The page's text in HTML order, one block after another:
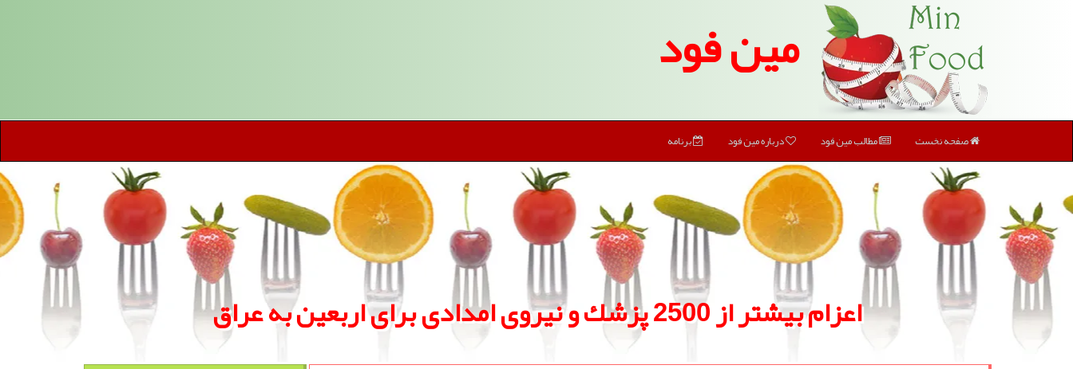
مین فود
صفحه نخست مطالب مین فود درباره مین فود برنامه
اعزام بیشتر از 2500 پزشك و نیروی امدادی برای اربعین به عراق